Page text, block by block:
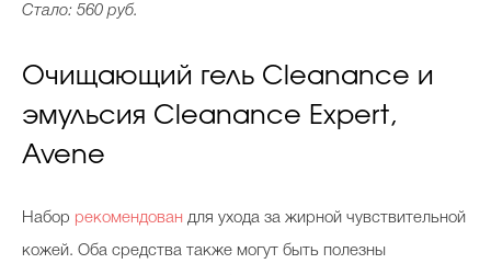
Стало: 560 руб.
Очищающий гель Сleanance и
эмульсия Сleanance Expert,
Avene
Набор рекомендован для ухода за жирной чувствительной
кожей. Оба средства также могут быть полезны